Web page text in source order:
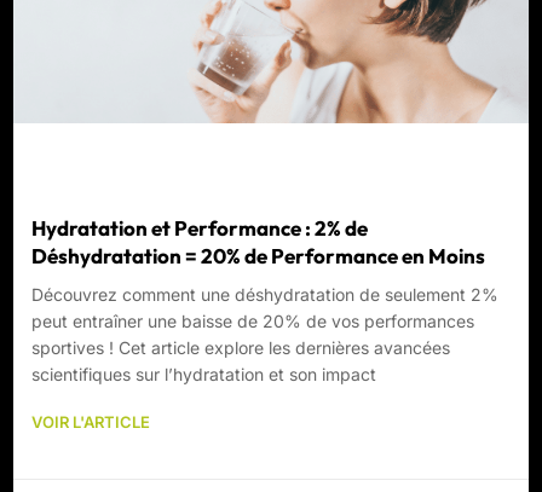
Hydratation et Performance : 2% de
Déshydratation = 20% de Performance en Moins
Découvrez comment une déshydratation de seulement 2%
peut entraîner une baisse de 20% de vos performances
sportives ! Cet article explore les dernières avancées
scientifiques sur l’hydratation et son impact
VOIR L'ARTICLE